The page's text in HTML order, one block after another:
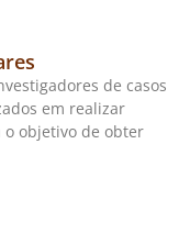
de casos
em realizar
o objetivo de obter